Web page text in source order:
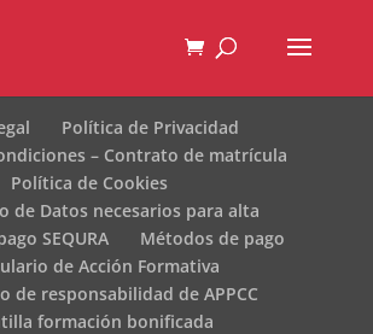
Política de Privacidad
– Contrato de matrícula
Política de Cookies
de Datos necesarios para alta
SEQURA
Métodos de pago
de Acción Formativa
de responsabilidad de APPCC
formación bonificada